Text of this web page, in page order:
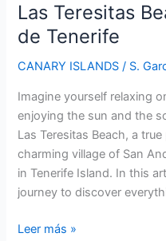
Las Teresitas
de Tenerife
CANARY ISLANDS / S.
Imagine yourself relaxing
enjoying the sun and the
Las Teresitas Beach, a
charming village of San
in Tenerife Island. In this
journey to discover
Las
Leer más »